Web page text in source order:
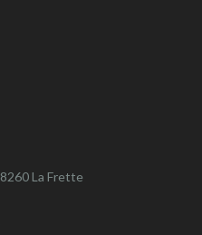
La Frette